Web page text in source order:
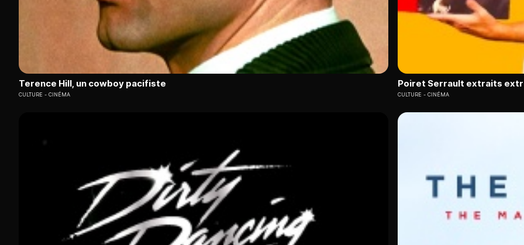
Terence Hill, un cowboy pacifiste
CULTURE CINÉMA
Poiret Serrault extraits
CULTURE CINÉMA